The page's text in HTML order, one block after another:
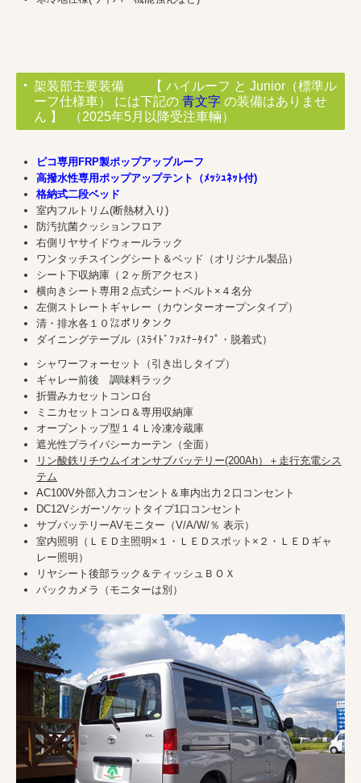
架装部主要装備 【 ハイルーフ と Junior（標準ル
ーフ仕様車） には下記の 青文字 の装備はありませ
ん 】 （2025年5月以降受注車輛）
ピコ専用FRP製ポップアップルーフ
高撥水性専用ポップアップテント（ﾒｯｼｭﾈｯﾄ付)
格納式二段ベッド
室内フルトリム(断熱材入り)
防汚抗菌クッションフロア
右側リヤサイドウォールラック
ワンタッチスイングシート＆ベッド（オリジナル製品）
シート下収納庫（２ヶ所アクセス）
横向きシート専用２点式シートベルト×４名分
左側ストレートギャレー（カウンターオープンタイプ）
清・排水各１０㍑ポリタンク
ダイニングテーブル（ｽﾗｲﾄﾞﾌｧｽﾅｰﾀｲﾌﾟ・脱着式）
シャワーフォーセット（引き出しタイプ）
ギャレー前後 調味料ラック
折畳みカセットコンロ台
ミニカセットコンロ＆専用収納庫
オープントップ型１４Ｌ冷凍冷蔵庫
遮光性プライバシーカーテン（全面）
リン酸鉄リチウムイオンサブバッテリー(200Ah）＋走行充電シス
テム
AC100V外部入力コンセント＆車内出力２口コンセント
DC12Vシガーソケットタイプ1口コンセント
サブバッテリーAVモニター（V/A/W/％ 表示）
室内照明（ＬＥＤ主照明×１・ＬＥＤスポット×２・ＬＥＤギャ
レー照明）
リヤシート後部ラック＆ティッシュＢＯＸ
バックカメラ（モニターは別）